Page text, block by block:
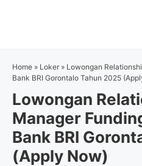
Home » Loker » Lowongan
Bank BRI Gorontalo Tahun 2025
Lowongan
Manager
Bank BRI
(Apply Now)